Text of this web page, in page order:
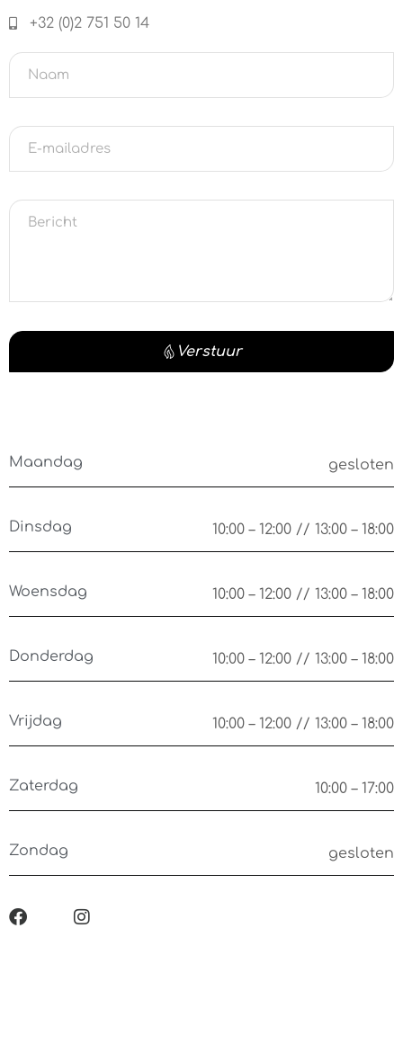
+32 (0)2 751 50 14
Verstuur
Maandag gesloten
Dinsdag 10:00 – 12:00 // 13:00 – 18:00
Woensdag 10:00 – 12:00 // 13:00 – 18:00
Donderdag 10:00 – 12:00 // 13:00 – 18:00
Vrijdag 10:00 – 12:00 // 13:00 – 18:00
Zaterdag 10:00 – 17:00
Zondag gesloten